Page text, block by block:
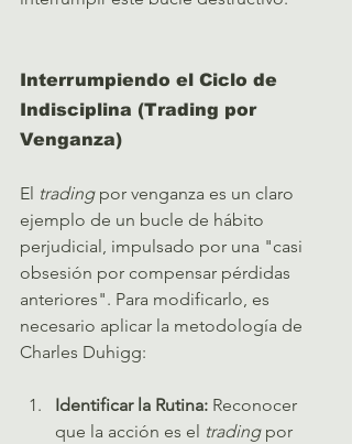
Interrumpiendo el Ciclo de
Indisciplina (Trading por
Venganza)
El trading por venganza es un claro
ejemplo de un bucle de hábito
perjudicial, impulsado por una "casi
obsesión por compensar pérdidas
anteriores". Para modificarlo, es
necesario aplicar la metodología de
Charles Duhigg:
Identificar la Rutina: Reconocer
que la acción es el trading por